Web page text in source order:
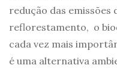
redução das emissões
reflorestamento, o
cada vez mais
é uma alternativa